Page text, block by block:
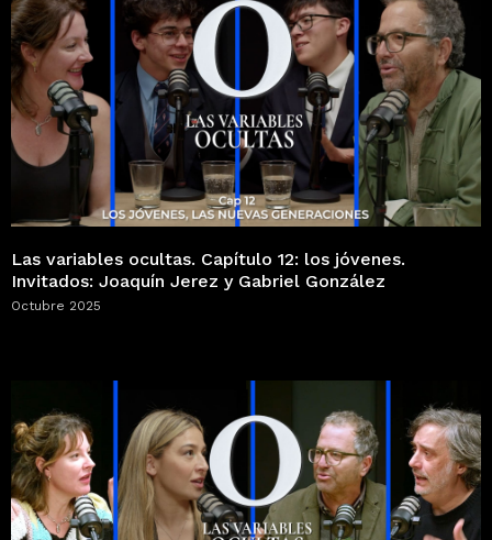
Las variables ocultas. Capítulo 12: los jóvenes.
Invitados: Joaquín Jerez y Gabriel González
Octubre 2025